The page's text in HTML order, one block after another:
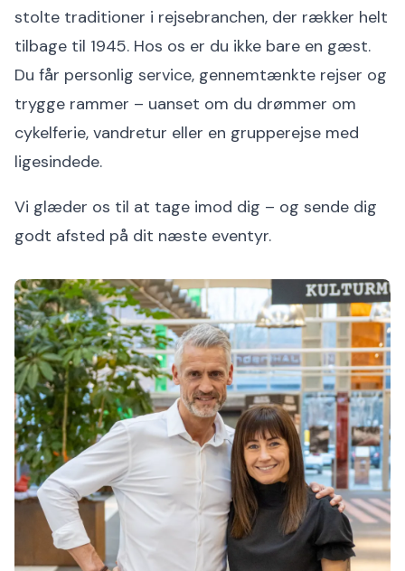
stolte traditioner i rejsebranchen, der rækker helt
tilbage til 1945. Hos os er du ikke bare en gæst.
Du får personlig service, gennemtænkte rejser og
trygge rammer – uanset om du drømmer om
cykelferie, vandretur eller en grupperejse med
ligesindede.
Vi glæder os til at tage imod dig – og sende dig
godt afsted på dit næste eventyr.